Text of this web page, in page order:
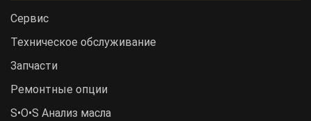
Сервис
Техническое обслуживание
Запчасти
Ремонтные опции
S•O•S Анализ масла